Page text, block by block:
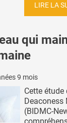
LIRE LA
qui
9 mois
Cette étude
Deaconess
(BIDMC-